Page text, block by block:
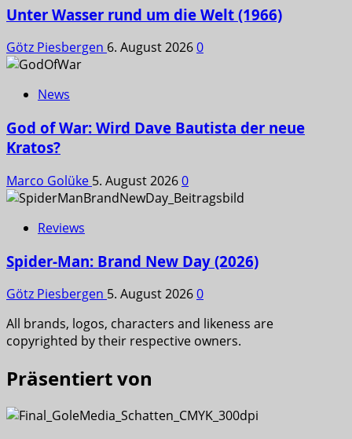
Unter Wasser rund um die Welt (1966)
Götz Piesbergen 6. August 20260
News
God of War: Wird Dave Bautista der neue
Kratos?
Marco Golüke 5. August 20260
Reviews
Spider-Man: Brand New Day (2026)
Götz Piesbergen 5. August 20260
All brands, logos, characters and likeness are
copyrighted by their respective owners.
Präsentiert von